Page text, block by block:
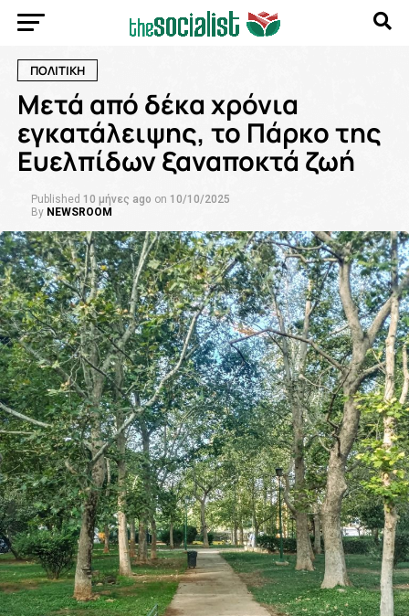
ΠΟΛΙΤΙΚΗ
Μετά από δέκα χρόνια
εγκατάλειψης, το Πάρκο της
Ευελπίδων ξαναποκτά ζωή
Published 10 μήνες ago on 10/10/2025
By NEWSROOM